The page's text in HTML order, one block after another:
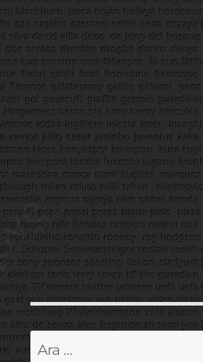
Ara: